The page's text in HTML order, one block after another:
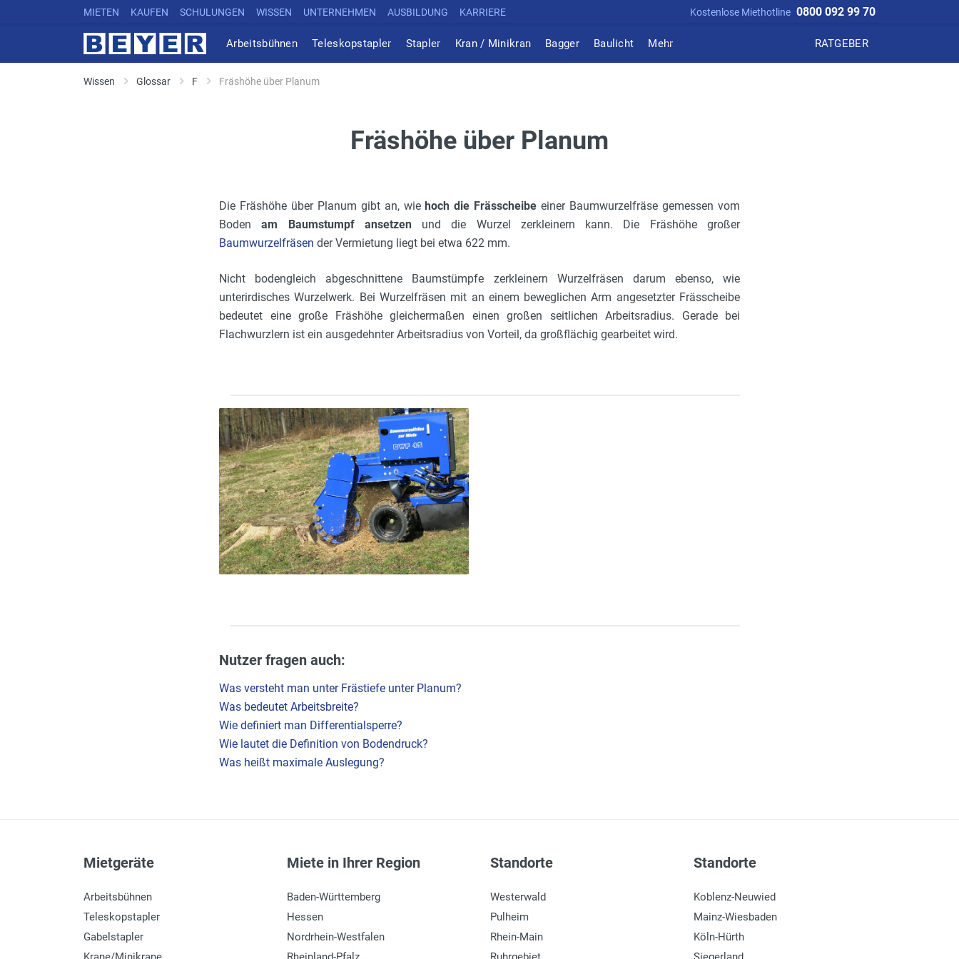
MIETEN KAUFEN SCHULUNGEN WISSEN UNTERNEHMEN AUSBILDUNG KARRIERE Kostenlose Miethotline 0800 092 99 70
Arbeitsbühnen Teleskopstapler Stapler Kran / Minikran Bagger Baulicht Mehr RATGEBER
Wissen Glossar F Fräshöhe über Planum
Fräshöhe über Planum
Die Fräshöhe über Planum gibt an, wiehoch die Frässcheibeeiner Baumwurzelfräse gemessen vom
Bodenam Baumstumpf ansetzenund die Wurzel zerkleinern kann. Die Fräshöhe großer
Baumwurzelfräsen der Vermietung liegt bei etwa 622 mm.
Nicht bodengleich abgeschnittene Baumstümpfe zerkleinern Wurzelfräsen darum ebenso, wie
unterirdisches Wurzelwerk. Bei Wurzelfräsen mit an einem beweglichen Arm angesetzter Frässcheibe
bedeutet eine große Fräshöhe gleichermaßen einen großen seitlichen Arbeitsradius. Gerade bei
Flachwurzlern ist ein ausgedehnter Arbeitsradius von Vorteil, da großflächig gearbeitet wird.
Nutzer fragen auch:
Was versteht man unter Frästiefe unter Planum?
Was bedeutet Arbeitsbreite?
Wie definiert man Differentialsperre?
Wie lautet die Definition von Bodendruck?
Was heißt maximale Auslegung?
Mietgeräte
Arbeitsbühnen
Teleskopstapler
Gabelstapler
Miete in Ihrer Region
Baden-Württemberg
Hessen
Nordrhein-Westfalen
Standorte
Westerwald
Pulheim
Rhein-Main
Standorte
Koblenz-Neuwied
Mainz-Wiesbaden
Köln-Hürth